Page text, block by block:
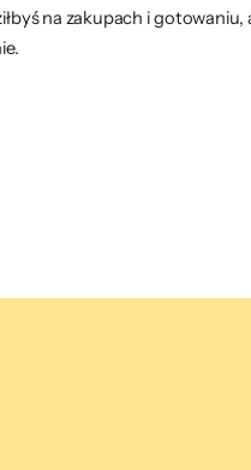
na zakupach i gotowaniu,